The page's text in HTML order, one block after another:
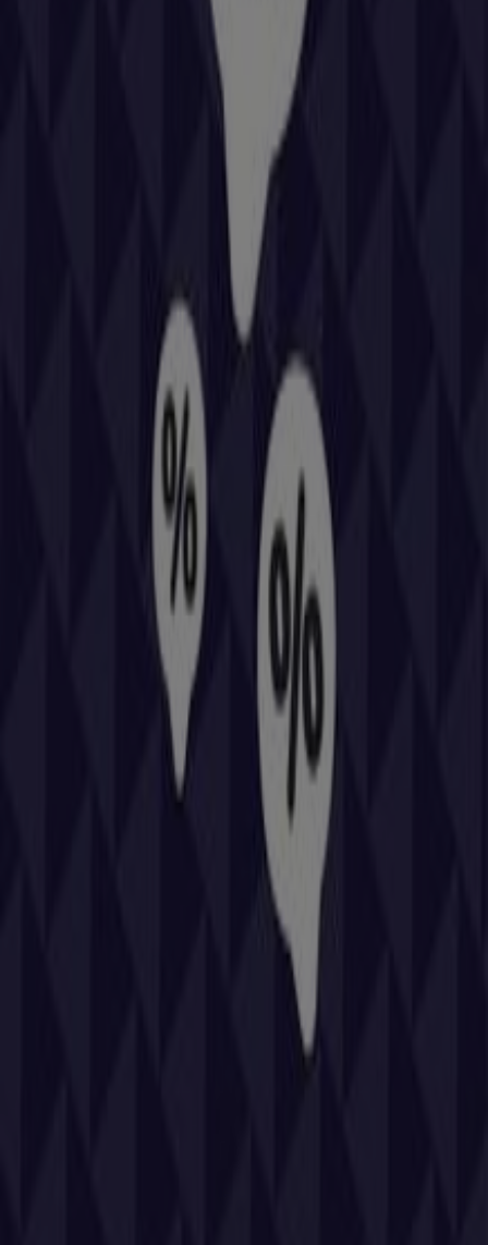
podrás descubrir las mejores
ofertas
de esta destacada marca del sector de
Coches, Motos y Recambios
. Nuestra tienda física está
CR N-525, 336,4 Santiago de Compostela
en ella encontrarás una amplia gama de productos de
calidad que te permitirán ahorrar durante todo el
En Tiendeo te ofrecemos toda la información actualizada
, como los horarios de apertura, las ofertas
exclusivas y la ubicación exacta de la tienda en
. Además, tendrás acceso a los últimos catálogos
, donde podrás descubrir las promociones
más recientes y aprovechar grandes descuentos en
Coches, Motos y Recambios
Santiago de Compostela
No pierdas la oportunidad de visitar la tienda de
CR N-525, 336,4para disfrutar de una experiencia de
compra completa. Te invitamos a explorar las
promociones que tenemos para ti este
mantenerte informado de las mejores ofertas de
Santiago de Compostela
. ¡Visítanos y empieza a
ahorrar hoy mismo!
Más información de Repsol
Ver otras tiendas de Repsol
en Santiago de Compostela